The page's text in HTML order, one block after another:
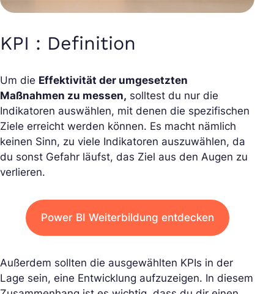
KPI : Definition
Um die Effektivität der umgesetzten
Maßnahmen zu messen, solltest du nur die
Indikatoren auswählen, mit denen die spezifischen
Ziele erreicht werden können. Es macht nämlich
keinen Sinn, zu viele Indikatoren auszuwählen, da
du sonst Gefahr läufst, das Ziel aus den Augen zu
verlieren.
Power BI Weiterbildung entdecken
Außerdem sollten die ausgewählten KPIs in der
Lage sein, eine Entwicklung aufzuzeigen. In diesem